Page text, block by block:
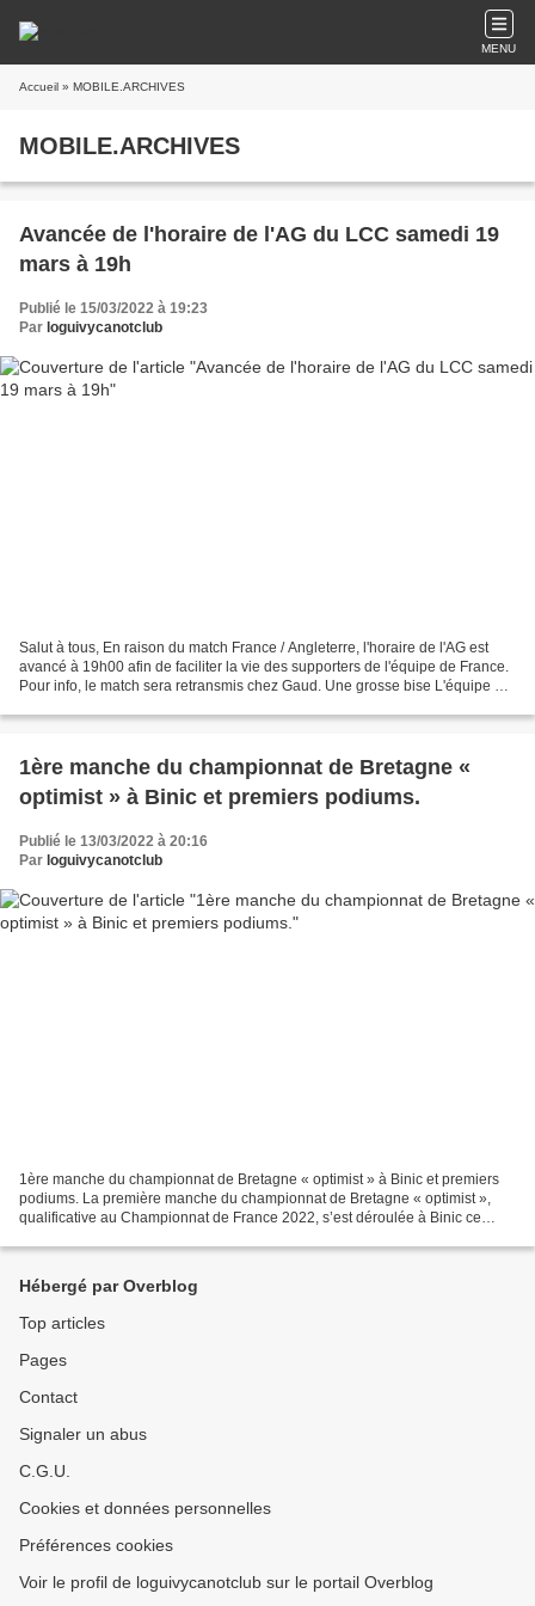
MENU
Accueil » MOBILE.ARCHIVES
MOBILE.ARCHIVES
Avancée de l'horaire de l'AG du LCC samedi 19
mars à 19h
Publié le 15/03/2022 à 19:23
Par loguivycanotclub
Salut à tous, En raison du match France / Angleterre, l'horaire de l'AG est
avancé à 19h00 afin de faciliter la vie des supporters de l'équipe de France.
Pour info, le match sera retransmis chez Gaud. Une grosse bise L'équipe du
1ère manche du championnat de Bretagne «
optimist » à Binic et premiers podiums.
Publié le 13/03/2022 à 20:16
Par loguivycanotclub
1ère manche du championnat de Bretagne « optimist » à Binic et premiers
podiums. La première manche du championnat de Bretagne « optimist »,
qualificative au Championnat de France 2022, s’est déroulée à Binic ce
Hébergé par Overblog
Top articles
Pages
Contact
Signaler un abus
C.G.U.
Cookies et données personnelles
Préférences cookies
Voir le profil de loguivycanotclub sur le portail Overblog